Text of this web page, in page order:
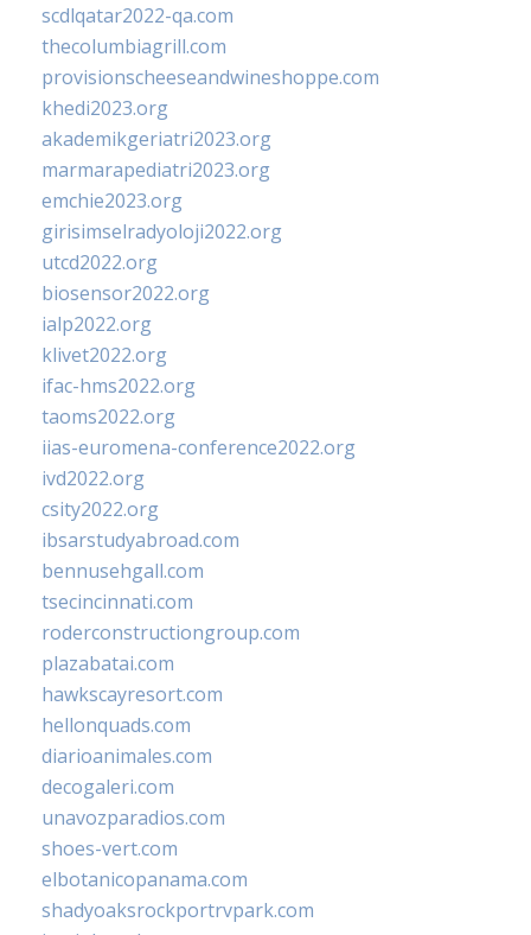
scdlqatar2022-qa.com
thecolumbiagrill.com
provisionscheeseandwineshoppe.com
khedi2023.org
akademikgeriatri2023.org
marmarapediatri2023.org
emchie2023.org
girisimselradyoloji2022.org
utcd2022.org
biosensor2022.org
ialp2022.org
klivet2022.org
ifac-hms2022.org
taoms2022.org
iias-euromena-conference2022.org
ivd2022.org
csity2022.org
ibsarstudyabroad.com
bennusehgall.com
tsecincinnati.com
roderconstructiongroup.com
plazabatai.com
hawkscayresort.com
hellonquads.com
diarioanimales.com
decogaleri.com
unavozparadios.com
shoes-vert.com
elbotanicopanama.com
shadyoaksrockportrvpark.com